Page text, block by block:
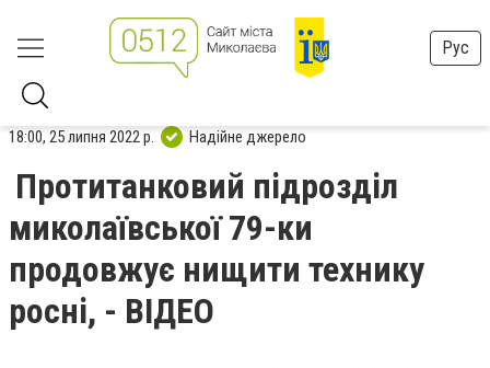
Рус
18:00, 25 липня 2022 р. Надійне джерело
Протитанковий підрозділ
миколаївської 79-ки
продовжує нищити технику
росні, - ВІДЕО